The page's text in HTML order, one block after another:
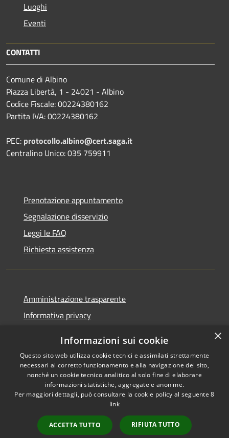
Luoghi
Eventi
CONTATTI
Comune di Albino
Piazza Libertà, 1 - 24021 - Albino
Codice Fiscale: 00224380162
Partita IVA: 00224380162
PEC: protocollo.albino@cert.saga.it
Centralino Unico: 035 759911
Prenotazione appuntamento
Segnalazione disservizio
Leggi le FAQ
Richiesta assistenza
Amministrazione trasparente
Informativa privacy
Dichiarazione di accessibilità
RSS
Copyright © 2026 • Comune di
Municipium•
Accesso
×
Informazioni sui cookie
Questo sito web utilizza cookie tecnici e assimilati strettamente
necessari al corretto funzionamento e alla navigazione del sito,
nonché un cookie tecnico analitico al solo fine di elaborare
informazioni statistiche, aggregate e anonime.
Per maggiori dettagli, può consultare la cookie policy al seguente8
link
ACCETTA TUTTO RIFIUTA TUTTO